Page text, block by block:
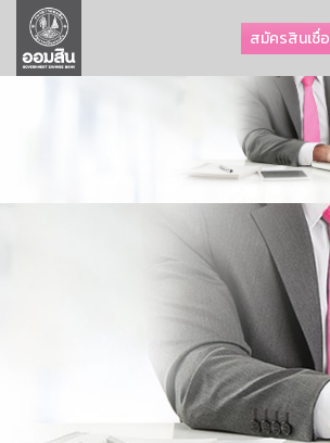
สมัครสินเชื่อ
ลูกค้าธุรกิจ
ลูกค้าผู้ประกอบรายย่อย